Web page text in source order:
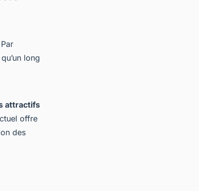
long
attractifs
offre
des